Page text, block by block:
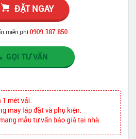
ĐẶT NGAY
miễn phí0909.187.850
GỌI TƯ VẤN
mét vải.
may lắp đặt và phụ kiện.
mẫu tư vấn báo giá tại nhà.